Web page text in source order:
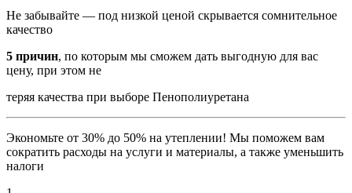
Не забывайте — под низкой ценой скрывается сомнительное
качество
5 причин, по которым мы сможем дать выгодную для вас
цену, при этом не
теряя качества при выборе Пенополиуретана
Экономьте от 30% до 50% на утеплении! Мы поможем вам
сократить расходы на услуги и материалы, а также уменьшить
налоги